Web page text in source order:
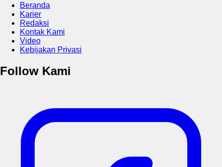
Beranda
Karier
Redaksi
Kontak Kami
Video
Kebijakan Privasi
Follow Kami